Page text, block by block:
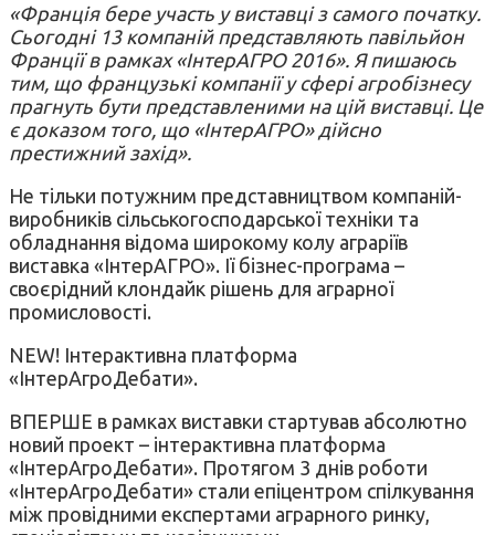
«Франція бере участь у виставці з самого початку.
Сьогодні 13 компаній представляють павільйон
Франції в рамках «ІнтерАГРО 2016». Я пишаюсь
тим, що французькі компанії у сфері агробізнесу
прагнуть бути представленими на цій виставці. Це
є доказом того, що «ІнтерАГРО» дійсно
престижний захід».
Не тільки потужним представництвом компаній-
виробників сільськогосподарської техніки та
обладнання відома широкому колу аграріїв
виставка «ІнтерАГРО». Ії бізнес-програма –
своєрідний клондайк рішень для аграрної
промисловості.
NEW! Інтерактивна платформа
«ІнтерАгроДебати».
ВПЕРШЕ в рамках виставки стартував абсолютно
новий проект – інтерактивна платформа
«ІнтерАгроДебати». Протягом 3 днів роботи
«ІнтерАгроДебати» стали епіцентром спілкування
між провідними експертами аграрного ринку,